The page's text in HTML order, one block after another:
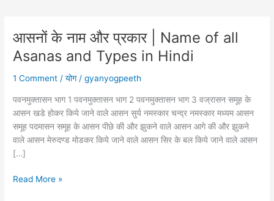
आसनों के नाम और प्रकार | Name of all
Asanas and Types in Hindi
1 Comment /योग/gyanyogpeeth
पवनमुक्तासन भाग 1 पवनमुक्तासन भाग 2 पवनमुक्तासन भाग 3 वज्रासन समूह के
आसन खडे होकर किये जाने वाले आसन सुर्य नमस्कार चन्द्र नमस्कार मध्यम आसन
समूह पदमासन समूह के आसन पीछे की और झुकने वाले आसन आगे की और झुकने
वाले आसन मेरुदण्ड मोडकर किये जाने वाले आसन सिर के बल किये जाने वाले आसन
[…]
आसनों
Read More »